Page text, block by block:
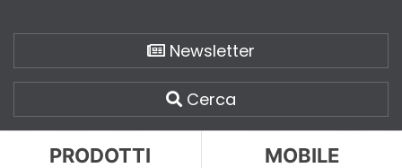
Newsletter
Cerca
PRODOTTI MOBILE